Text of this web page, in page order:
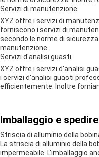
Servizi di manutenzione
XYZ offre i servizi di
forniscono i servizi di
secondo le norme di
manutenzione.
Servizi d'analisi guasti
XYZ offre i servizi d'analisi
i servizi d'analisi guasti
efficientemente. Inoltre
Imballaggio e
Striscia di alluminio della
La striscia di alluminio della
impermeabile. L'imballaggio